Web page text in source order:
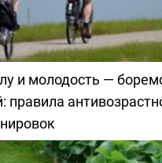
и молодость —
правила